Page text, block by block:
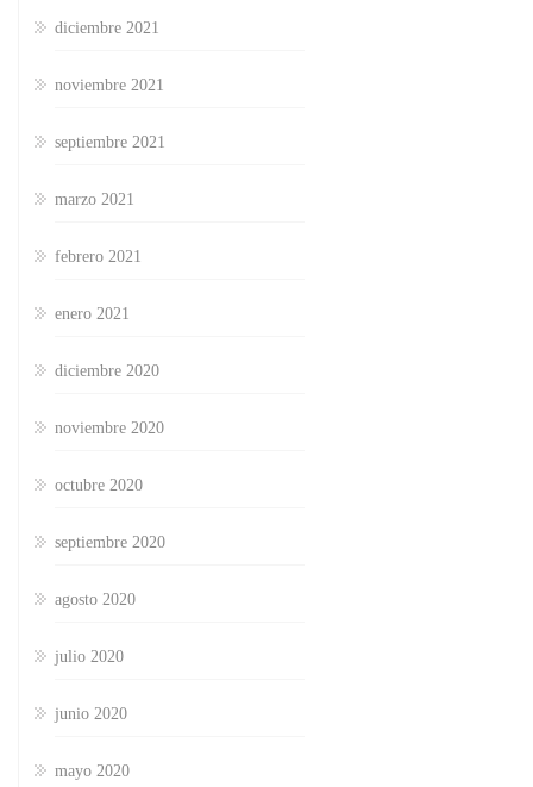
diciembre 2021
noviembre 2021
septiembre 2021
marzo 2021
febrero 2021
enero 2021
diciembre 2020
noviembre 2020
octubre 2020
septiembre 2020
agosto 2020
julio 2020
junio 2020
mayo 2020